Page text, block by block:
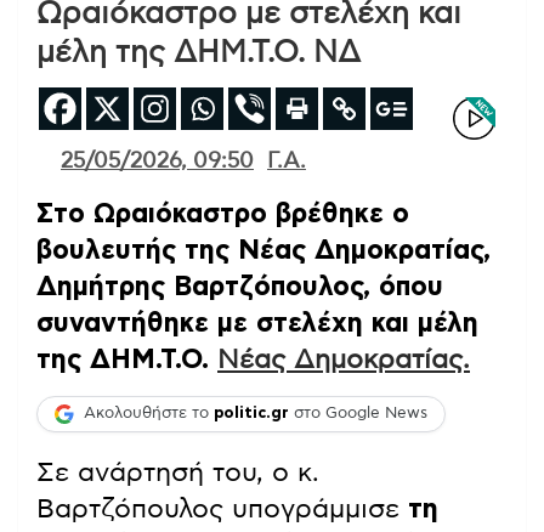
Ωραιόκαστρο με στελέχη και
μέλη της ΔΗΜ.Τ.Ο. ΝΔ
25/05/2026, 09:50 Γ.Α.
Στο Ωραιόκαστρο βρέθηκε ο
βουλευτής της Νέας Δημοκρατίας,
Δημήτρης Βαρτζόπουλος, όπου
συναντήθηκε με στελέχη και μέλη
της ΔΗΜ.Τ.Ο. Νέας Δημοκρατίας.
Ακολουθήστε το politic.gr στο Google News
Σε ανάρτησή του, ο κ.
Βαρτζόπουλος υπογράμμισε τη